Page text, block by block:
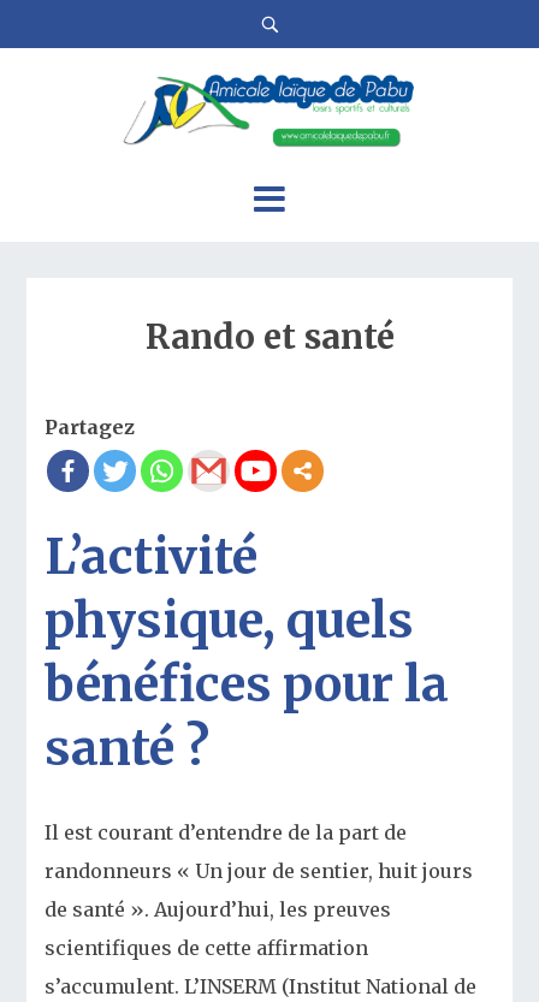
Rando et santé
Partagez
L’activité
physique, quels
bénéfices pour la
santé ?
Il est courant d’entendre de la part de
randonneurs « Un jour de sentier, huit jours
de santé ». Aujourd’hui, les preuves
scientifiques de cette affirmation
s’accumulent. L’INSERM (Institut National de